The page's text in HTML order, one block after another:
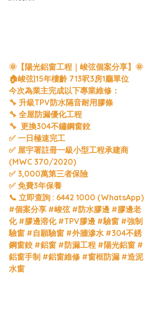
🌞【陽光鋁窗工程｜峻弦個案分享】🌞
🏠峻弦|15年樓齡 713呎3房1廳單位
今次為業主完成以下專業維修：
🔧 升級TPV防水隔音耐用膠條
🔧 全屋防漏優化工程
🔧  更換304不鏽鋼窗鉸
✅ 一日極速完工
✅ 屋宇署註冊一級小型工程承建商
(MWC 370/2020)
✅ 3,000萬第三者保險
✅ 免費3年保養
📞 立即查詢 : 6442 1000 (WhatsApp)
#個案分享 #峻弦 #防水膠邊 #膠邊老
化 #膠邊溶化 #TPV膠邊 #驗窗 #強制
驗窗 #自願驗窗 #外牆滲水 #304不銹
鋼窗鉸 #鋁窗 #防漏工程 #陽光鋁窗 #
鋁窗手制 #鋁窗維修 #窗框防漏 #造泥
水窗